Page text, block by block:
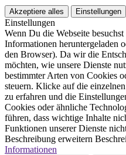
Akzeptiere alles Einstellungen
Einstellungen
Wenn Du die Webseite
Informationen heruntergeladen
den Browser). Da wir die
möchten, wie unsere Dienste
bestimmter Arten von Cookies
steuern. Klicke auf die
zu erfahren und die
Cookies oder ähnliche
führen, dass wichtige Inhalte
Funktionen unserer Dienste
Beschreibung erweitern
Informationen